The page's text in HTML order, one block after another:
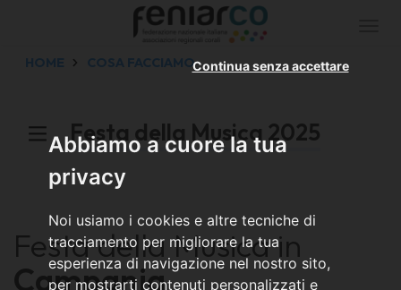
Abbiamo a cuore la tua
privacy
Noi usiamo i cookies e altre tecniche di
tracciamento per migliorare la tua
esperienza di navigazione nel nostro sito,
per mostrarti contenuti personalizzati e
Continua senza accettare
HOME COSA FACCIAMO
Festa della Musica 2025
Festa della Musica in
Campania